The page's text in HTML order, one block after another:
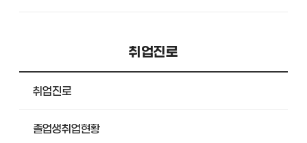
취업진로
취업진로
졸업생취업현황